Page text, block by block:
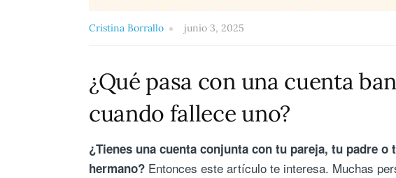
Cristina Borrallo junio 3, 2025
¿Qué pasa con una cuenta
cuando fallece uno?
¿Tienes una cuenta conjunta con tu pareja, tu padre
hermano? Entonces este artículo te interesa. Muchas